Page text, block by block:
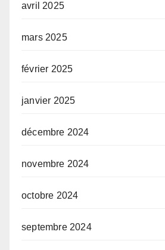
avril 2025
mars 2025
février 2025
janvier 2025
décembre 2024
novembre 2024
octobre 2024
septembre 2024